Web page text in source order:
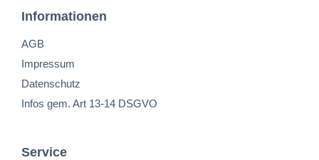
Informationen
AGB
Impressum
Datenschutz
Infos gem. Art 13-14 DSGVO
Service